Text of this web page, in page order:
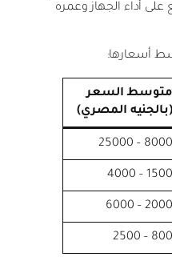
أداء الجهاز وعمره
أسعارها:
متوسط السعر
(بالجنيه المصري)
8000 – 25000
1500 – 4000
2000 – 6000
800 – 2500